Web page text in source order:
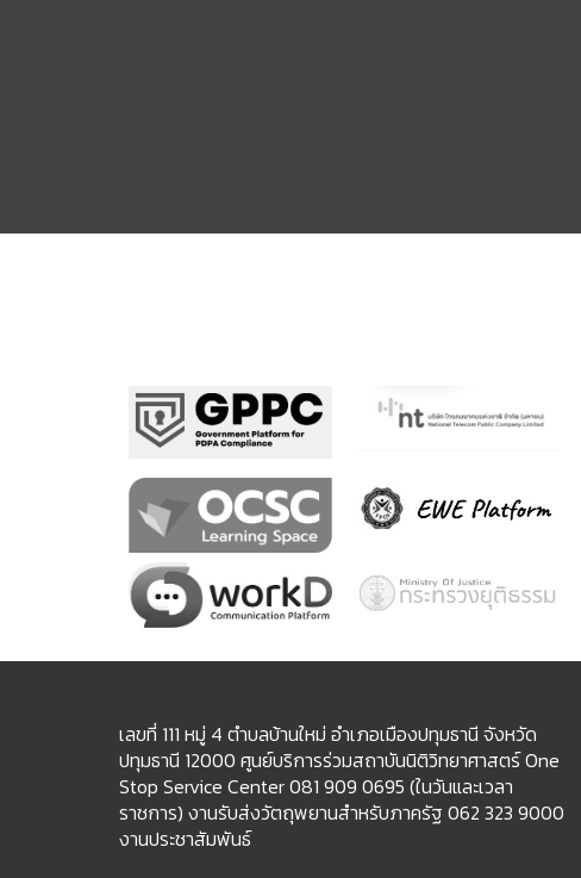
เลขที่ 111 หมู่ 4 ตำบลบ้านใหม่ อำเภอเมืองปทุมธานี จังหวัด
ปทุมธานี 12000 ศูนย์บริการร่วมสถาบันนิติวิทยาศาสตร์ One
Stop Service Center 081 909 0695 (ในวันและเวลา
ราชการ) งานรับส่งวัตถุพยานสำหรับภาครัฐ 062 323 9000
งานประชาสัมพันธ์